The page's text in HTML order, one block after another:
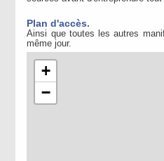
Plan d'accès.
Ainsi que toutes les autres
même jour.
+
−